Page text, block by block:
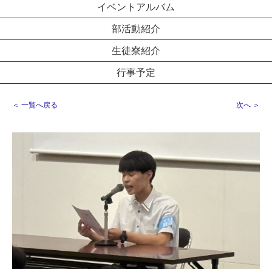
イベントアルバム
部活動紹介
生徒寮紹介
行事予定
＜ 一覧へ戻る 次へ ＞